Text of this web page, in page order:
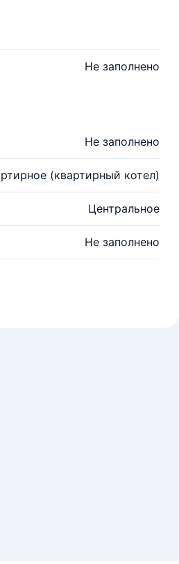
Не заполнено
Не заполнено
(квартирный котел)
Центральное
Не заполнено